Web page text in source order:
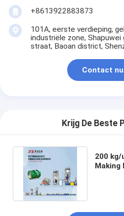
+8613922883873
101A, eerste verdieping,
industriële zone, Shapuwei
straat, Baoan district,
Contact nu
Krijg De Beste
200
Making